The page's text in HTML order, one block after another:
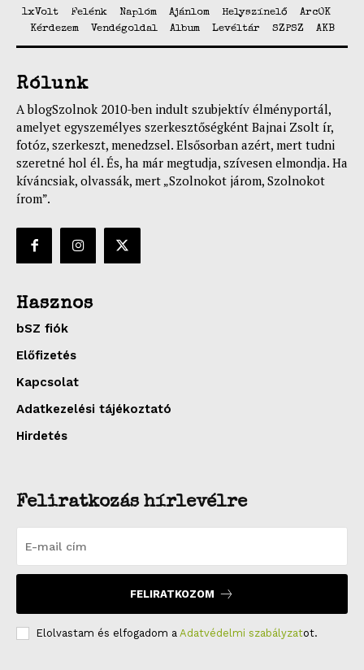
1xVolt Felénk Naplóm Ajánlom Helyszínelő
ArcOK
Kérdezem
Vendégoldal Album Levéltár SZPSZ AKB
Rólunk
A blogSzolnok 2010-ben indult szubjektív élményportál,
amelyet egyszemélyes szerkesztőségként Bajnai Zsolt ír,
fotóz, szerkeszt, menedzsel. Elsősorban azért, mert tudni
szeretné hol él. És, ha már megtudja, szívesen elmondja. Ha
kíváncsiak, olvassák, mert „Szolnokot járom, Szolnokot
írom”.
Hasznos
bSZ fiók
Előfizetés
Kapcsolat
Adatkezelési tájékoztató
Hirdetés
Feliratkozás hírlevélre
FELIRATKOZOM
Elolvastam és elfogadom a Adatvédelmi szabályzatot.